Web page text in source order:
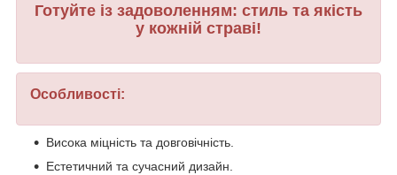
Готуйте із задоволенням: стиль та якість
у кожній страві!
Особливості:
Висока міцність та довговічність.
Естетичний та сучасний дизайн.